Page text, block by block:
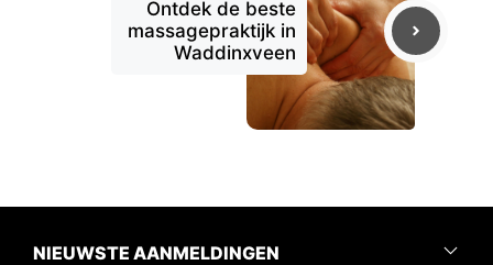
Ontdek de beste
massagepraktijk in
Waddinxveen
NIEUWSTE AANMELDINGEN